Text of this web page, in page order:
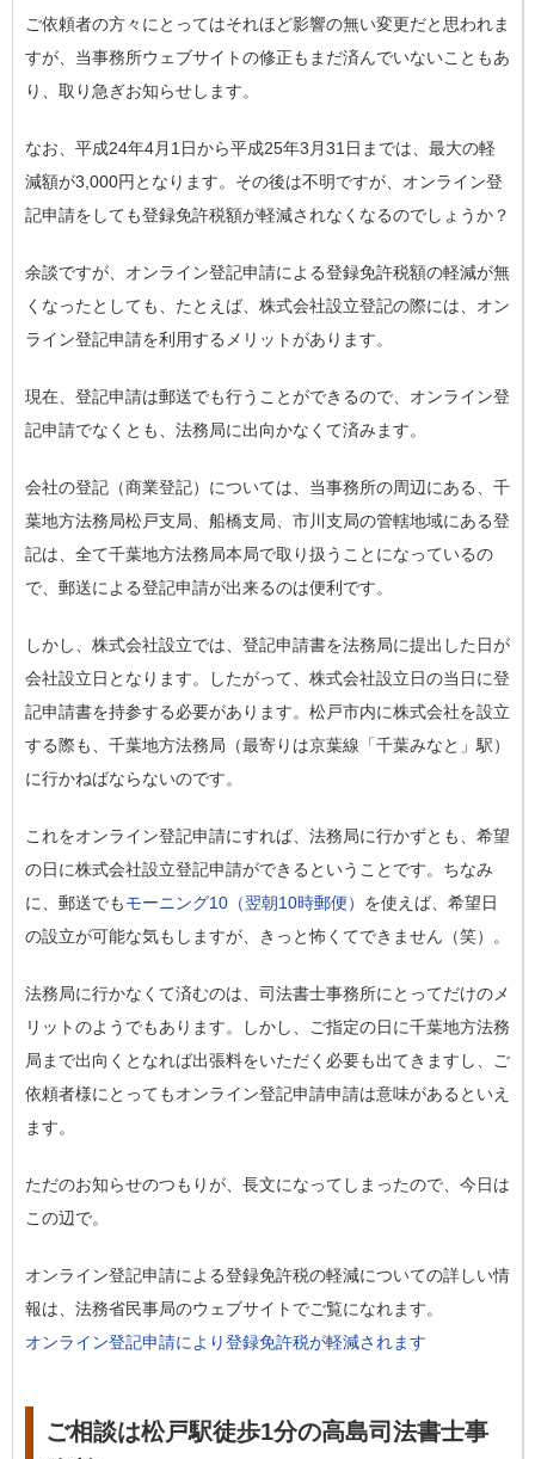
ご依頼者の方々にとってはそれほど影響の無い変更だと思われま
すが、当事務所ウェブサイトの修正もまだ済んでいないこともあ
り、取り急ぎお知らせします。
なお、平成24年4月1日から平成25年3月31日までは、最大の軽
減額が3,000円となります。その後は不明ですが、オンライン登
記申請をしても登録免許税額が軽減されなくなるのでしょうか？
余談ですが、オンライン登記申請による登録免許税額の軽減が無
くなったとしても、たとえば、株式会社設立登記の際には、オン
ライン登記申請を利用するメリットがあります。
現在、登記申請は郵送でも行うことができるので、オンライン登
記申請でなくとも、法務局に出向かなくて済みます。
会社の登記（商業登記）については、当事務所の周辺にある、千
葉地方法務局松戸支局、船橋支局、市川支局の管轄地域にある登
記は、全て千葉地方法務局本局で取り扱うことになっているの
で、郵送による登記申請が出来るのは便利です。
しかし、株式会社設立では、登記申請書を法務局に提出した日が
会社設立日となります。したがって、株式会社設立日の当日に登
記申請書を持参する必要があります。松戸市内に株式会社を設立
する際も、千葉地方法務局（最寄りは京葉線「千葉みなと」駅）
に行かねばならないのです。
これをオンライン登記申請にすれば、法務局に行かずとも、希望
の日に株式会社設立登記申請ができるということです。ちなみ
に、郵送でもモーニング10（翌朝10時郵便） を使えば、希望日
の設立が可能な気もしますが、きっと怖くてできません（笑）。
法務局に行かなくて済むのは、司法書士事務所にとってだけのメ
リットのようでもあります。しかし、ご指定の日に千葉地方法務
局まで出向くとなれば出張料をいただく必要も出てきますし、ご
依頼者様にとってもオンライン登記申請申請は意味があるといえ
ます。
ただのお知らせのつもりが、長文になってしまったので、今日は
この辺で。
オンライン登記申請による登録免許税の軽減についての詳しい情
報は、法務省民事局のウェブサイトでご覧になれます。
オンライン登記申請により登録免許税が軽減されます
ご相談は松戸駅徒歩1分の高島司法書士事